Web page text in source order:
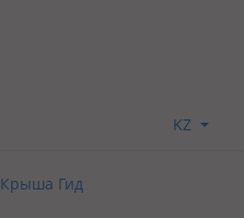
KZ
Крыша Гид